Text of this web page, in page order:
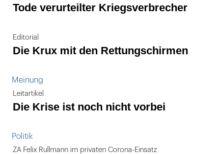
Tode verurteilter Kriegsverbrecher
Editorial
Die Krux mit den Rettungschirmen
Meinung
Leitartikel
Die Krise ist noch nicht vorbei
Politik
ZA Felix Rullmann im privaten Corona-Einsatz